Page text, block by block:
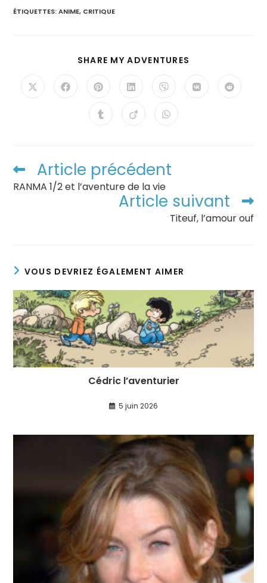
ÉTIQUETTES:ANIME, CRITIQUE
SHARE MY ADVENTURES
Article précédent
RANMA 1/2 et l’aventure de la vie
Article suivant
Titeuf, l’amour ouf
VOUS DEVRIEZ ÉGALEMENT AIMER
Cédric l’aventurier
5 juin 2026